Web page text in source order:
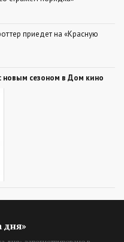
приедет на «Красную
новым сезоном в Дом кино
дня»